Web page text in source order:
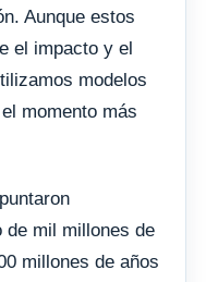
Aunque estos
el impacto y el
modelos
momento más
de mil millones de
millones de años